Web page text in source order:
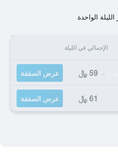
الواحدة
الإجمالي في الليلة
59 ﷼ عرض الصفقة
61 ﷼ عرض الصفقة